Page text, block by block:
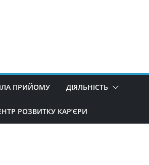
ПРИЙОМУ ДІЯЛЬНІСТЬ
РОЗВИТКУ КАР’ЄРИ